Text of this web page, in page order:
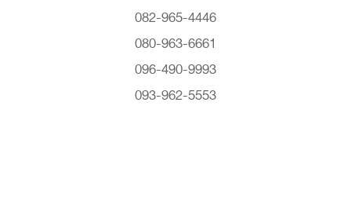
082-965-4446
080-963-6661
096-490-9993
093-962-5553